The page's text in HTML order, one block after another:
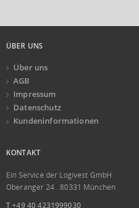
ÜBER UNS
Über uns
AGB
Impressum
Datenschutz
Kundeninformationen
KONTAKT
Ein Service der Logivest GmbH
Oberanger 24 . 80331 München
T +49 40 4231999030